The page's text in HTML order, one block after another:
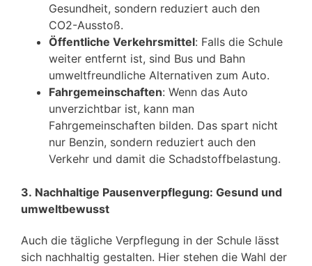
Gesundheit, sondern reduziert auch den
CO2-Ausstoß.
Öffentliche Verkehrsmittel: Falls die Schule
weiter entfernt ist, sind Bus und Bahn
umweltfreundliche Alternativen zum Auto.
Fahrgemeinschaften: Wenn das Auto
unverzichtbar ist, kann man
Fahrgemeinschaften bilden. Das spart nicht
nur Benzin, sondern reduziert auch den
Verkehr und damit die Schadstoffbelastung.
3. Nachhaltige Pausenverpflegung: Gesund und
umweltbewusst
Auch die tägliche Verpflegung in der Schule lässt
sich nachhaltig gestalten. Hier stehen die Wahl der